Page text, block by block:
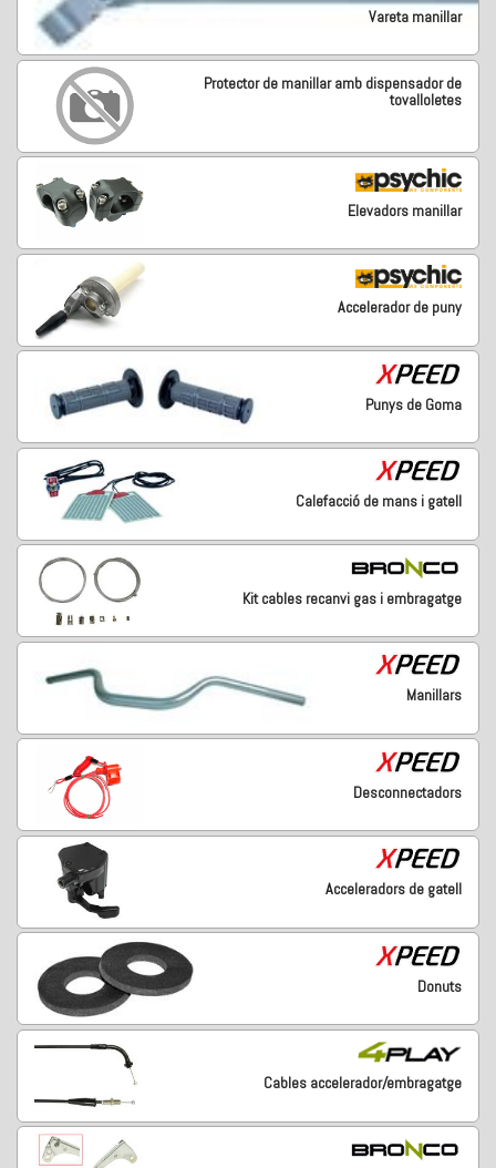
Vareta manillar
Protector de manillar amb dispensador de
tovalloletes
Elevadors manillar
Accelerador de puny
Punys de Goma
Calefacció de mans i gatell
Kit cables recanvi gas i embragatge
Manillars
Desconnectadors
Acceleradors de gatell
Donuts
Cables accelerador/embragatge